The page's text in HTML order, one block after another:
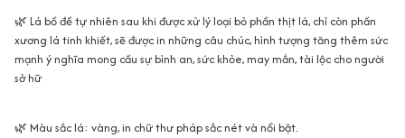
🌿 Lá bồ đề tự nhiên sau khi được xử lý loại bỏ phần thịt lá, chỉ còn phần
xương lá tinh khiết, sẽ được in những câu chúc, hình tượng tăng thêm sức
mạnh ý nghĩa mong cầu sự bình an, sức khỏe, may mắn, tài lộc cho người
sở hữ
🌿 Màu sắc lá: vàng, in chữ thư pháp sắc nét và nổi bật.